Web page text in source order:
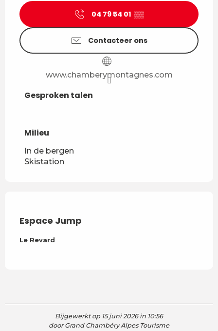
04 79 54 01 ▒▒
Contacteer ons
www.chamberymontagnes.com
Gesproken talen
Gesproken talen
Milieu
Milieu
In de bergen
Skistation
Espace Jump
Le Revard
Bijgewerkt op 15 juni 2026 in 10:56
door Grand Chambéry Alpes Tourisme